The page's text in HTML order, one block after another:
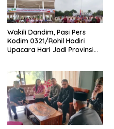
Wakili Dandim, Pasi Pers
Kodim 0321/Rohil Hadiri
Upacara Hari Jadi Provinsi